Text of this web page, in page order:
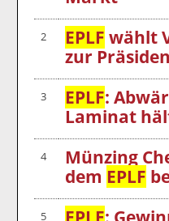
2 EPLF wählt
zur
3 EPLF:
Laminat
4
Münzing
dem EPLF
5